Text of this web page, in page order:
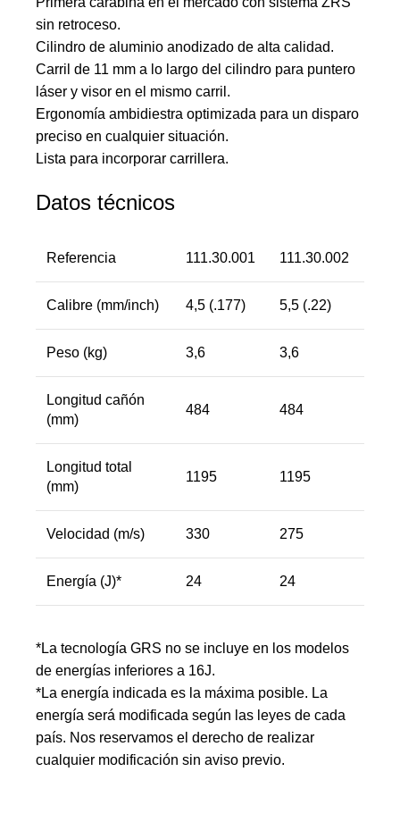
sin retroceso.
Cilindro de aluminio anodizado de alta calidad.
Carril de 11 mm a lo largo del cilindro para puntero
láser y visor en el mismo carril.
Ergonomía ambidiestra optimizada para un disparo
preciso en cualquier situación.
Lista para incorporar carrillera.
Datos técnicos
Referencia 111.30.001 111.30.002
Calibre (mm/inch) 4,5 (.177) 5,5 (.22)
Peso (kg) 3,6 3,6
Longitud cañón
(mm)
484 484
Longitud total
(mm)
1195 1195
Velocidad (m/s) 330 275
Energía (J)* 24 24
*La tecnología GRS no se incluye en los modelos
de energías inferiores a 16J.
*La energía indicada es la máxima posible. La
energía será modificada según las leyes de cada
país. Nos reservamos el derecho de realizar
cualquier modificación sin aviso previo.